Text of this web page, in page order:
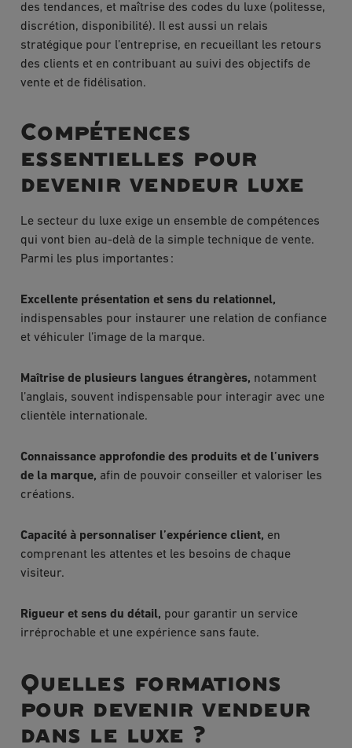
des tendances, et maîtrise des codes du luxe (politesse,
discrétion, disponibilité). Il est aussi un relais
stratégique pour l’entreprise, en recueillant les retours
des clients et en contribuant au suivi des objectifs de
vente et de fidélisation.
Compétences
essentielles pour
devenir vendeur luxe
Le secteur du luxe exige un ensemble de compétences
qui vont bien au-delà de la simple technique de vente.
Parmi les plus importantes :
Excellente présentation et sens du relationnel,
indispensables pour instaurer une relation de confiance
et véhiculer l’image de la marque.
Maîtrise de plusieurs langues étrangères, notamment
l’anglais, souvent indispensable pour interagir avec une
clientèle internationale.
Connaissance approfondie des produits et de l’univers
de la marque, afin de pouvoir conseiller et valoriser les
créations.
Capacité à personnaliser l’expérience client, en
comprenant les attentes et les besoins de chaque
visiteur.
Rigueur et sens du détail, pour garantir un service
irréprochable et une expérience sans faute.
Quelles formations
pour devenir vendeur
dans le luxe ?